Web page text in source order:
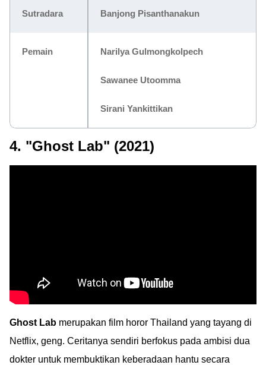
Sutradara Banjong Pisanthanakun
Pemain Narilya Gulmongkolpech
Sawanee Utoomma
Sirani Yankittikan
4. "Ghost Lab" (2021)
Ghost Lab merupakan film horor Thailand yang tayang di
Netflix, geng. Ceritanya sendiri berfokus pada ambisi dua
dokter untuk membuktikan keberadaan hantu secara